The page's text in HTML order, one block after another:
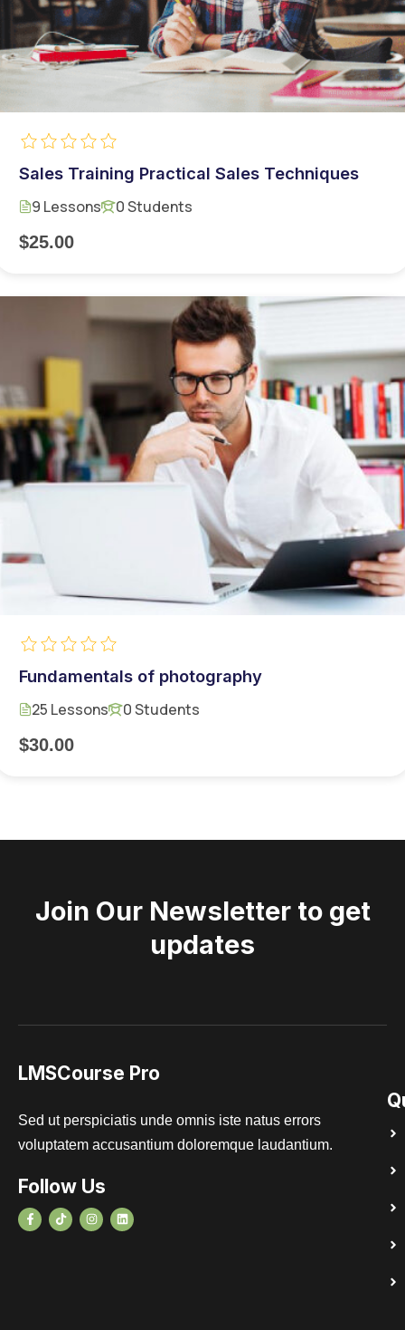
Sales Training Practical Sales Techniques
9 Lessons
0 Students
$25.00
Fundamentals of photography
25 Lessons
0 Students
$30.00
Join Our Newsletter to get
updates
LMSCourse Pro
Sed ut perspiciatis unde omnis iste natus errors
voluptatem accusantium doloremque laudantium.
Follow Us